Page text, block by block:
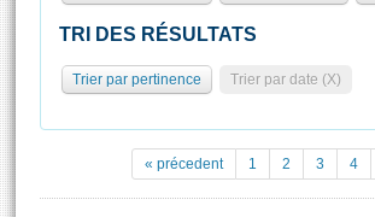
Pétitions
Statistiques et chiffres clés
Documents de référence
( Constitution | Règlement de l'Assemblée ... )
La Bibliothèque
TRI DES RÉSULTATS
Trier par pertinence Trier par date (X)
« précedent 1 2 3 4